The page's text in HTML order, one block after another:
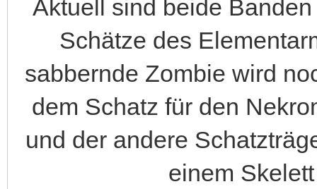
Aktuell sind beide
Schätze des
sabbernde Zombie wird
dem Schatz für den
und der andere
einem